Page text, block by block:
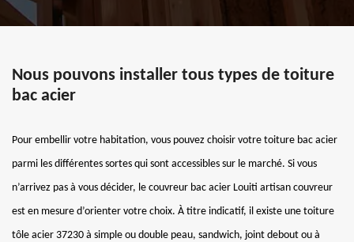
Nous pouvons installer tous types de toiture
bac acier
Pour embellir votre habitation, vous pouvez choisir votre toiture bac acier
parmi les différentes sortes qui sont accessibles sur le marché. Si vous
n’arrivez pas à vous décider, le couvreur bac acier Louiti artisan couvreur
est en mesure d’orienter votre choix. À titre indicatif, il existe une toiture
tôle acier 37230 à simple ou double peau, sandwich, joint debout ou à